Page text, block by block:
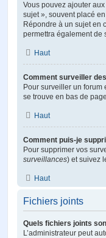
Vous pouvez ajouter
sujet », souvent placé
Répondre à un sujet en
permettra également de
Haut
Comment surveiller
Pour surveiller un
se trouve en bas de
Haut
Comment puis-je
Pour supprimer vos
surveillances) et suivez
Haut
Fichiers joints
Quels fichiers joints
L’administrateur peut